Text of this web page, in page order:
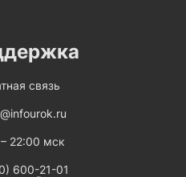
связь
22:00 мск
600-21-01